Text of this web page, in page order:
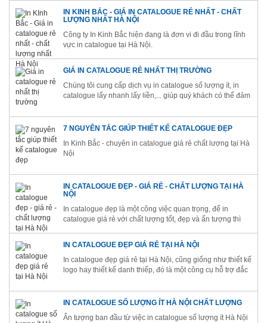
IN KINH BẮC - GIÁ IN CATALOGUE RẺ NHẤT - CHẤT
LƯỢNG NHẤT HÀ NỘI
Công ty In Kinh Bắc hiện đang là đơn vi đi đầu trong lĩnh
vực in catalogue tại Hà Nội.
GIÁ IN CATALOGUE RẺ NHẤT THỊ TRƯỜNG
Chúng tôi cung cấp dịch vụ in catalogue số lượng ít, in
catalogue lấy nhanh lấy liền,... giúp quý khách có thể đảm
7 NGUYÊN TẮC GIÚP THIẾT KẾ CATALOGUE ĐẸP
In Kinh Bắc - chuyên in catalogue giá rẻ chất lượng tại Hà
Nội
IN CATALOGUE ĐẸP - GIÁ RẺ - CHẤT LƯỢNG TẠI HÀ
NỘI
In catalogue đẹp là một công việc quan trọng, để in
catalogue giá rẻ với chất lượng tốt, đẹp và ấn tượng thì
IN CATALOGUE ĐẸP GIÁ RẺ TẠI HÀ NỘI
In catalogue đẹp giá rẻ tại Hà Nội, cũng giống như thiết kế
logo hay thiết kế danh thiếp, đó là một công cụ hỗ trợ đắc
IN CATALOGUE SỐ LƯỢNG ÍT HÀ NỘI CHẤT LƯỢNG
Ấn tượng ban đầu từ việc in catalogue số lượng ít Hà Nội